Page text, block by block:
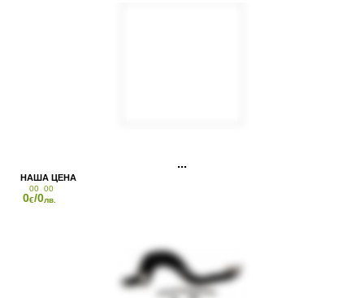
0
00
€/0
00
лв.